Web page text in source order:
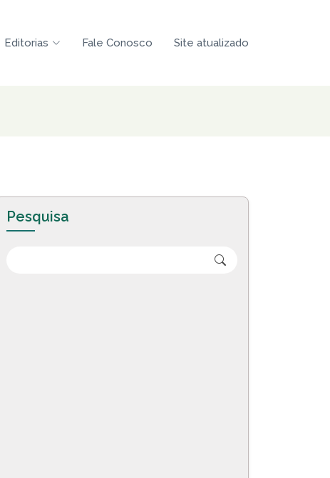
Editorias Fale Conosco Site atualizado
Pesquisa